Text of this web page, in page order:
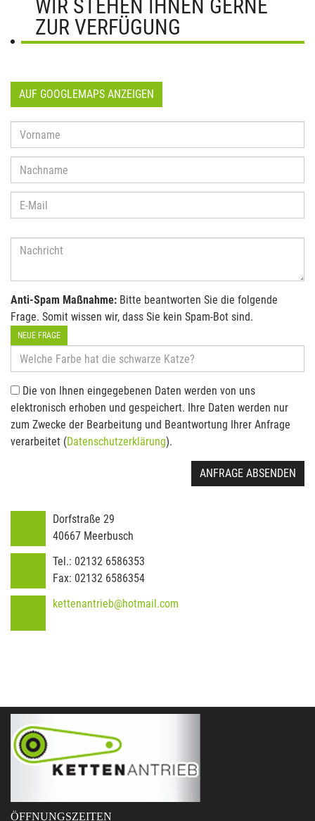
WIR STEHEN IHNEN GERNE
ZUR VERFÜGUNG
AUF GOOGLEMAPS ANZEIGEN
Anti-Spam Maßnahme: Bitte beantworten Sie die folgende
Frage. Somit wissen wir, dass Sie kein Spam-Bot sind.
NEUE FRAGE
Die von Ihnen eingegebenen Daten werden von uns
elektronisch erhoben und gespeichert. Ihre Daten werden nur
zum Zwecke der Bearbeitung und Beantwortung Ihrer Anfrage
verarbeitet (Datenschutzerklärung).
ANFRAGE ABSENDEN
Dorfstraße 29
40667 Meerbusch
Tel.: 02132 6586353
Fax: 02132 6586354
kettenantrieb@hotmail.com
ÖFFNUNGSZEITEN